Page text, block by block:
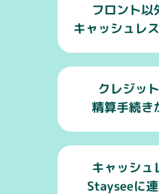
フロント以
キャッシュレ
クレジッ
精算手続き
キャッシュ
Stayseeに